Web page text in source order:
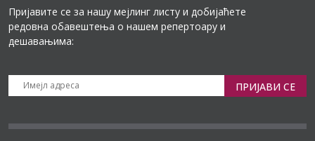
Пријавите се за нашу мејлинг листу и добијаћете
редовна обавештења о нашем репертоару и
дешавањима:
ПРИЈАВИ СЕ